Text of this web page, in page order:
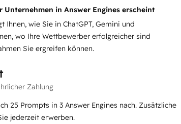
Unternehmen in Answer Engines erscheint
Ihnen, wie Sie in ChatGPT, Gemini und
wo Ihre Wettbewerber erfolgreicher sind
Sie ergreifen können.
Zahlung
25 Prompts in 3 Answer Engines nach. Zusätzliche
jederzeit erwerben.